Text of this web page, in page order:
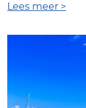
Lees meer >